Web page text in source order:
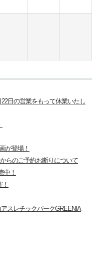
日の営業をもって休業いたし
が登場！
らのご予約お断りについて
中！
スレチックパークGREENIA